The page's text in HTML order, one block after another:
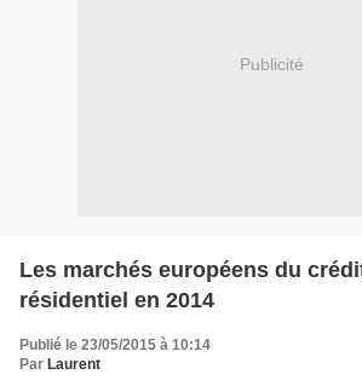
Publicité
Les marchés européens du
résidentiel en 2014
Publié le 23/05/2015 à 10:14
Par Laurent